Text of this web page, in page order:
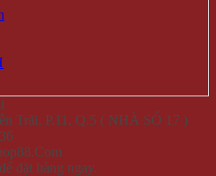
Trãi, P.11, Q.5 ( NHÀ SỐ 17 )
để đặt hàng ngay.